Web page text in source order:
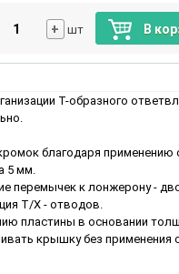
+ шт В
Т-образного
благодаря применению
5 мм.
перемычек к лонжерону -
Т/Х - отводов.
пластины в основании
крышку без применения